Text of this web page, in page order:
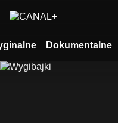
Dokumentalne